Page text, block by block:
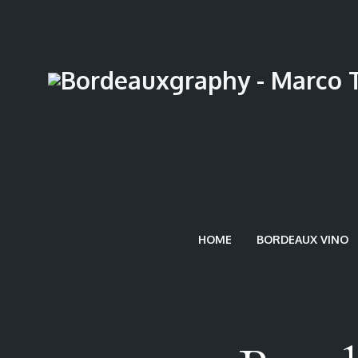
HOME BORDEAUX VINO